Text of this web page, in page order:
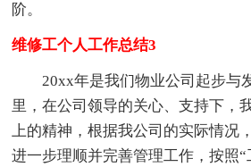
阶。
维修工个人工作总结3
20xx年是我们物业公司起步与
里，在公司领导的关心、支持下，
上的精神，根据我公司的实际情况
进一步理顺并完善管理工作，按照